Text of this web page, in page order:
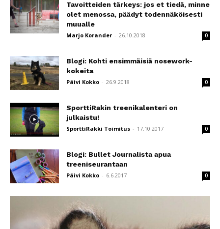
Tavoitteiden tärkeys: jos et tiedä, minne
olet menossa, päädyt todennäköisesti
muualle
Marjo Korander - 26.10.2018 0
Blogi: Kohti ensimmäisiä nosework-
kokeita
Päivi Kokko - 26.9.2018 0
SporttiRakin treenikalenteri on
julkaistu!
SporttiRakki Toimitus - 17.10.2017 0
Blogi: Bullet Journalista apua
treeniseurantaan
Päivi Kokko - 6.6.2017 0